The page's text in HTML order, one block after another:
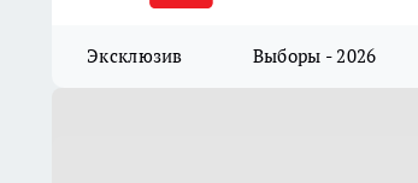
Эксклюзив Выборы - 2026